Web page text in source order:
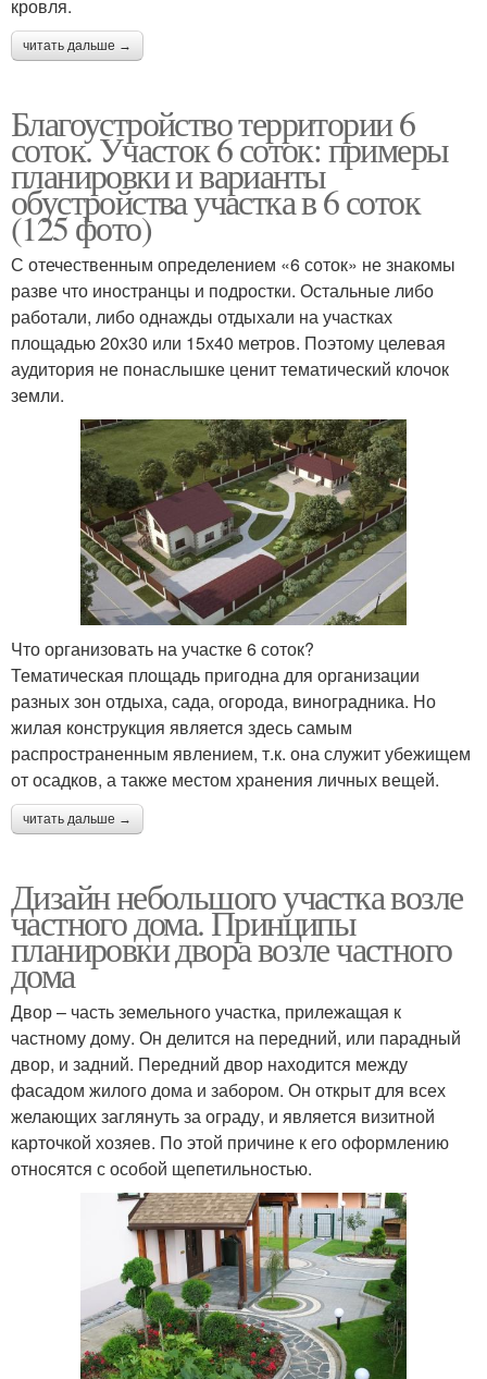
кровля.
читать дальше →
Благоустройство территории 6
соток. Участок 6 соток: примеры
планировки и варианты
обустройства участка в 6 соток
(125 фото)
С отечественным определением «6 соток» не знакомы
разве что иностранцы и подростки. Остальные либо
работали, либо однажды отдыхали на участках
площадью 20х30 или 15х40 метров. Поэтому целевая
аудитория не понаслышке ценит тематический клочок
земли.
Что организовать на участке 6 соток?
Тематическая площадь пригодна для организации
разных зон отдыха, сада, огорода, виноградника. Но
жилая конструкция является здесь самым
распространенным явлением, т.к. она служит убежищем
от осадков, а также местом хранения личных вещей.
читать дальше →
Дизайн небольшого участка возле
частного дома. Принципы
планировки двора возле частного
дома
Двор – часть земельного участка, прилежащая к
частному дому. Он делится на передний, или парадный
двор, и задний. Передний двор находится между
фасадом жилого дома и забором. Он открыт для всех
желающих заглянуть за ограду, и является визитной
карточкой хозяев. По этой причине к его оформлению
относятся с особой щепетильностью.